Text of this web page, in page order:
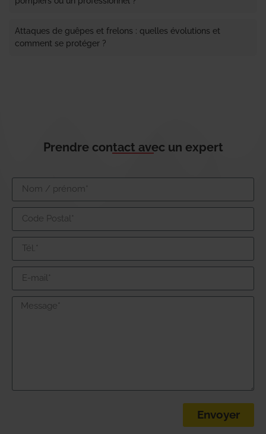
Attaques de guêpes et frelons : quelles évolutions et
comment se protéger ?
Prendre contact avec un expert
Envoyer